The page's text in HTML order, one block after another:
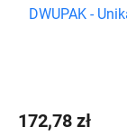
DWUPAK -
172,78 zł